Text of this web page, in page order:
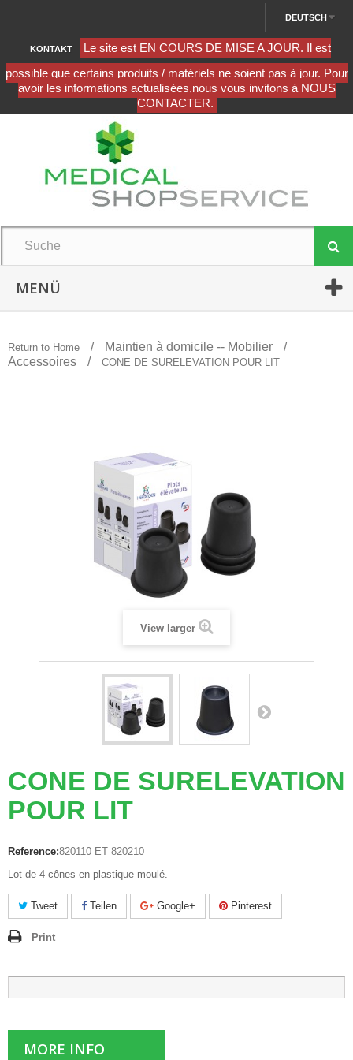
DEUTSCH
KONTAKT
MENÜ
Return to Home
Maintien à domicile -- Mobilier
Accessoires
CONE DE SURELEVATION POUR LIT
View larger
CONE DE SURELEVATION
POUR LIT
Reference:820110 ET 820210
Lot de 4 cônes en plastique moulé.
Tweet Teilen Google+ Pinterest
Print
MORE INFO